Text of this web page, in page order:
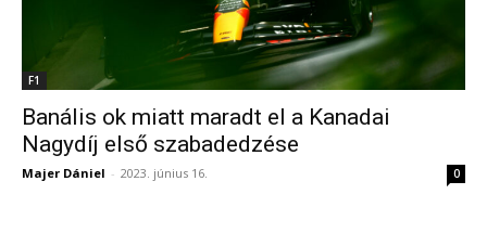
F1
Banális ok miatt maradt el a Kanadai
Nagydíj első szabadedzése
Majer Dániel - 2023. június 16. 0